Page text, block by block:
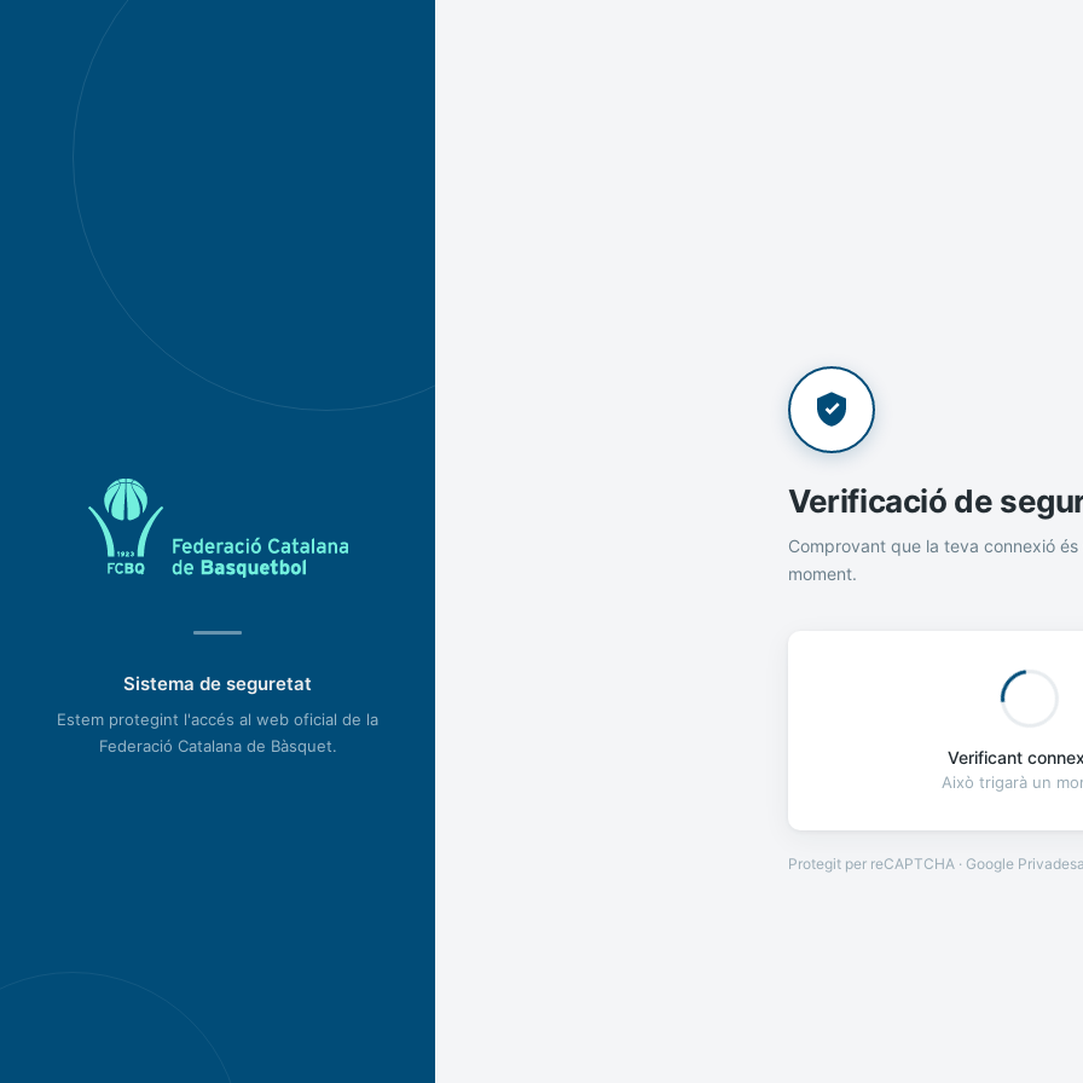
Sistema de seguretat
Estem protegint l'accés al web oficial de la
Federació Catalana de Bàsquet.
Verificació de
Comprovant que la teva connexió és
moment.
Verificant
Això trigarà un
Protegit per reCAPTCHA · Google Privadesa